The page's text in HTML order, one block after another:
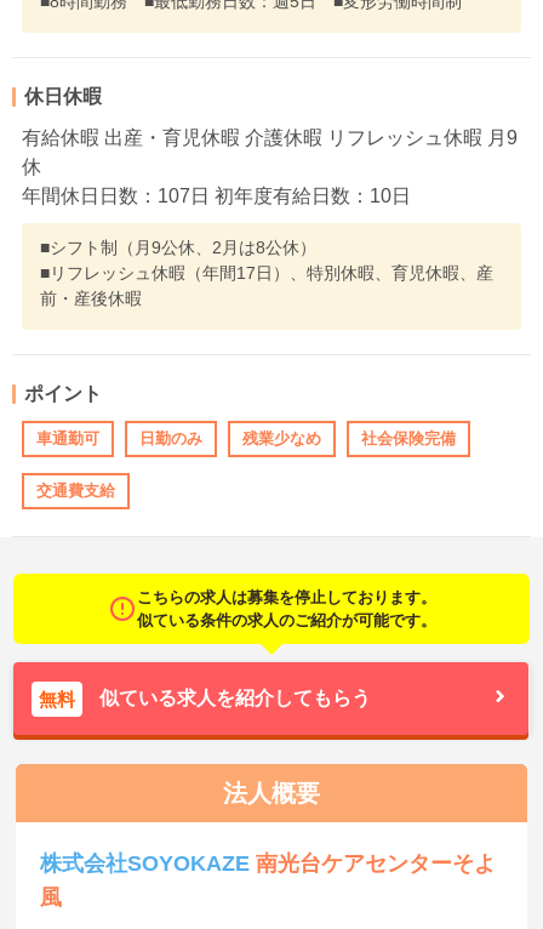
休日休暇
有給休暇 出産・育児休暇 介護休暇 リフレッシュ休暇 月9
休
年間休日日数：107日 初年度有給日数：10日
■シフト制（月9公休、2月は8公休）
■リフレッシュ休暇（年間17日）、特別休暇、育児休暇、産
前・産後休暇
ポイント
車通勤可 日勤のみ 残業少なめ 社会保険完備
交通費支給
こちらの求人は募集を停止しております。
似ている条件の求人のご紹介が可能です。
無料 似ている求人を紹介してもらう
法人概要
株式会社SOYOKAZE南光台ケアセンターそよ
風